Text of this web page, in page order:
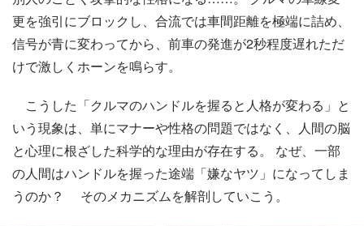
更を強引にブロックし、合流では車間距離を極端に詰め、
信号が青に変わってから、前車の発進が2秒程度遅れただ
けで激しくホーンを鳴らす。
こうした「クルマのハンドルを握ると人格が変わる」と
いう現象は、単にマナーや性格の問題ではなく、人間の脳
と心理に根ざした科学的な理由が存在する。 なぜ、一部
の人間はハンドルを握った途端「嫌なヤツ」になってしま
うのか？ そのメカニズムを解剖していこう。